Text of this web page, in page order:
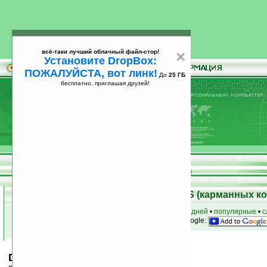
25
Скачать программы для Palm OS (карманных
за 7 дней • популярные •
на Google:
DinnerDebt v1.0.2
×
всё-таки лучший облачный файл-стор!
Установите DropBox:
ПОЖАЛУЙСТА, вот линк! До 25 ГБ
бесплатно, приглашая друзей!